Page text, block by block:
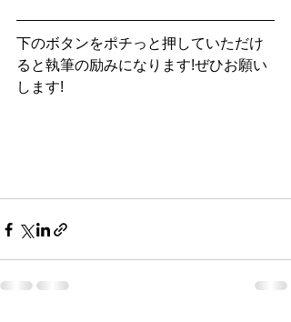
下のボタンをポチっと押していただけ
ると執筆の励みになります!ぜひお願い
します!